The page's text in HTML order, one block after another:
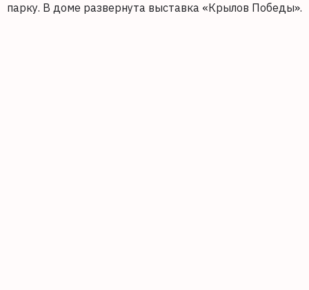
парку. В доме развернута выставка «Крылов Победы».